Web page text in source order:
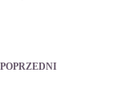
POPRZEDNI